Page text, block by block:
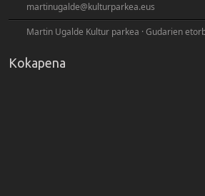
martinugalde@kulturparkea.eus
Martin Ugalde Kultur parkea · Gudarien
Kokapena